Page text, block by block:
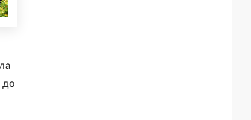
до